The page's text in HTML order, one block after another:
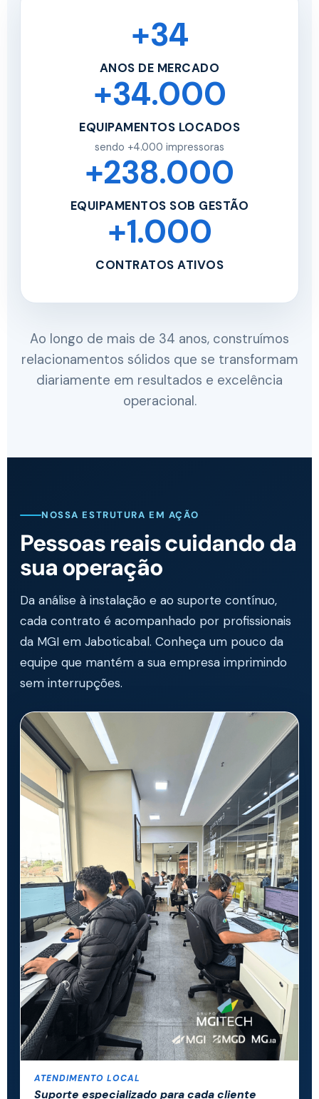
+34
ANOS DE MERCADO
+34.000
EQUIPAMENTOS LOCADOS
sendo +4.000 impressoras
+238.000
EQUIPAMENTOS SOB GESTÃO
+1.000
CONTRATOS ATIVOS
Ao longo de mais de 34 anos, construímos
relacionamentos sólidos que se transformam
diariamente em resultados e excelência
operacional.
NOSSA ESTRUTURA EM AÇÃO
Pessoas reais cuidando da
sua operação
Da análise à instalação e ao suporte contínuo,
cada contrato é acompanhado por profissionais
da MGI em Jaboticabal. Conheça um pouco da
equipe que mantém a sua empresa imprimindo
sem interrupções.
ATENDIMENTO LOCAL
Suporte especializado para cada cliente